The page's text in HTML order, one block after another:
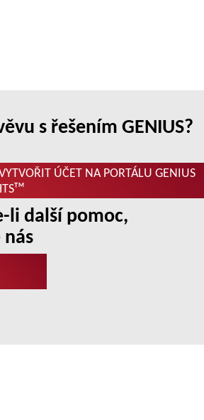
s řešením GENIUS?
ÚČET NA PORTÁLU GENIUS
li další pomoc,